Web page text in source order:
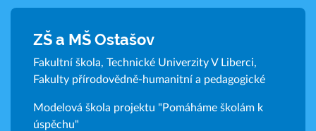
ZŠ a MŠ Ostašov
Fakultní škola, Technické Univerzity V Liberci,
Fakulty přírodovědně-humanitní a pedagogické
Modelová škola projektu "Pomáháme školám k
úspěchu"